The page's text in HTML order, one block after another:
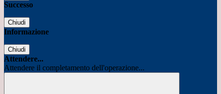
Successo
Chiudi
Informazione
Chiudi
Attendere...
Attendere il completamento dell'operazione...